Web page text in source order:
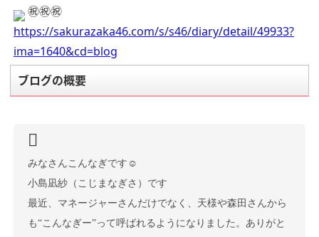
㊗️㊗️㊗️
https://sakurazaka46.com/s/s46/diary/detail/49933?
ima=1640&cd=blog
ブログの概要
みなさんこんなぎです☺︎
小島凪紗（こじまなぎさ）です
最近、マネージャーさんだけでなく、天様や森田さんから
も“こんなぎー”って呼ばれるようになりました。ありがと